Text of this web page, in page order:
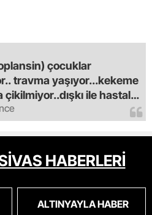
çocuklar
travma yaşıyor...kekeme
ile hastalık
olmadan eve
lobisinden para
bu vahşi hayvanlar
gün aç kalsa kendi
kopekler derhal
HABERLERİ
ALTINYAYLA HABER